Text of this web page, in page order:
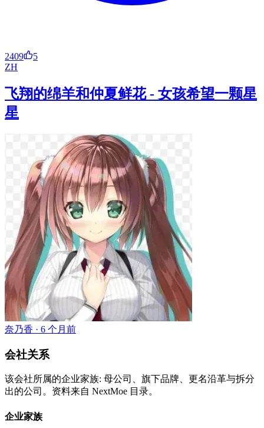
2409
5
ZH
飞翔的绵羊和仲夏鲜花 - 女孩希望一颗星
星
奈乃香 · 6 个月前
会社关系
该会社所属的企业家族: 母公司、旗下品牌、更名沿革与拆分
出的公司。资料来自 NextMoe 目录。
企业家族